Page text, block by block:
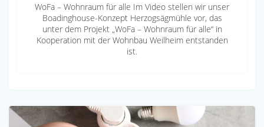
WoFa – Wohnraum für alle Im Video stellen wir unser
Boadinghouse-Konzept Herzogsägmühle vor, das
unter dem Projekt „WoFa – Wohnraum für alle“ in
Kooperation mit der Wohnbau Weilheim entstanden
ist.